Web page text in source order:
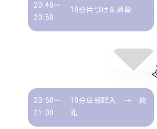
20:40～
20:50
10分片づけ＆掃除
20:50～
21:00
10分日報記入 → 終
礼